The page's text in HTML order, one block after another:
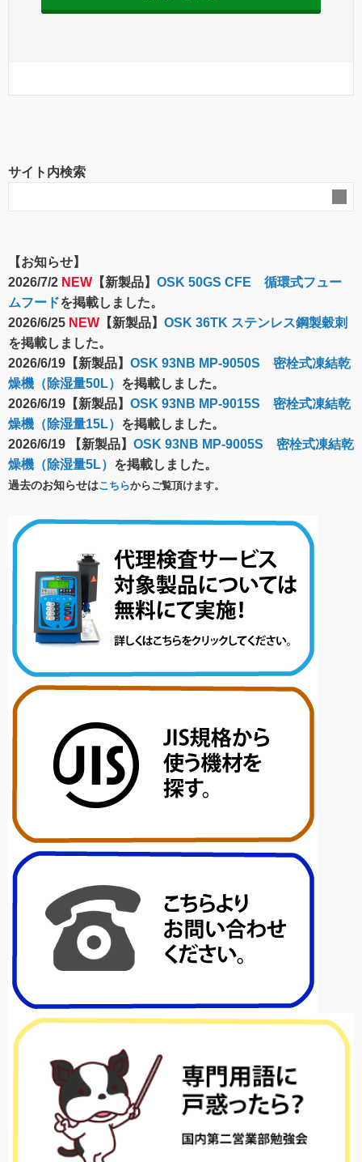
サイト内検索
【お知らせ】
2026/7/2 NEW 【新製品】 OSK 50GS CFE 循環式フュー
ムフードを掲載しました。
2026/6/25 NEW 【新製品】 OSK 36TK ステンレス鋼製穀刺
を掲載しました。
2026/6/19【新製品】 OSK 93NB MP-9050S 密栓式凍結乾
燥機（除湿量50L） を掲載しました。
2026/6/19【新製品】 OSK 93NB MP-9015S 密栓式凍結乾
燥機（除湿量15L） を掲載しました。
2026/6/19 【新製品】 OSK 93NB MP-9005S 密栓式凍結乾
燥機（除湿量5L） を掲載しました。
過去のお知らせはこちらからご覧頂けます。